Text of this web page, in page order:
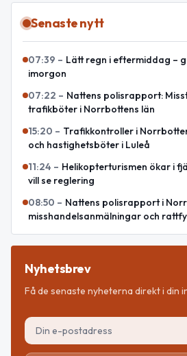
Senaste nytt
07:39 – Lätt regn i eftermiddag –
imorgon
07:22 – Nattens polisrapport:
trafikböter i Norrbottens län
15:20 – Trafikkontroller i
och hastighetsböter i Luleå
11:24 – Helikopterturismen ökar i
vill se reglering
08:50 – Nattens polisrapport i
misshandelsanmälningar och
Nyhetsbrev
Få de senaste nyheterna direkt i din